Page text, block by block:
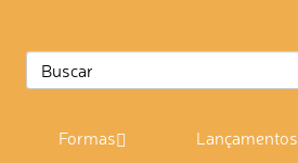
Formas Lançamentos